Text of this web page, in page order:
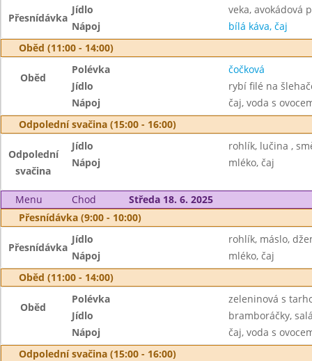
Přesnídávka
Jídlo
veka, avokádová
Nápoj
bílá káva, čaj
Oběd (11:00 - 14:00)
Oběd
Polévka
čočková
Jídlo
rybí filé na
Nápoj
čaj, voda s
Odpolední svačina (15:00 - 16:00)
Odpolední
svačina
Jídlo
rohlík, lučina ,
Nápoj
mléko, čaj
Menu Chod
Středa 18. 6. 2025
Přesnídávka (9:00 - 10:00)
Přesnídávka
Jídlo
rohlík, máslo,
Nápoj
mléko, čaj
Oběd (11:00 - 14:00)
Oběd
Polévka
zeleninová s
Jídlo
bramboráčky,
Nápoj
čaj, voda s
Odpolední svačina (15:00 - 16:00)